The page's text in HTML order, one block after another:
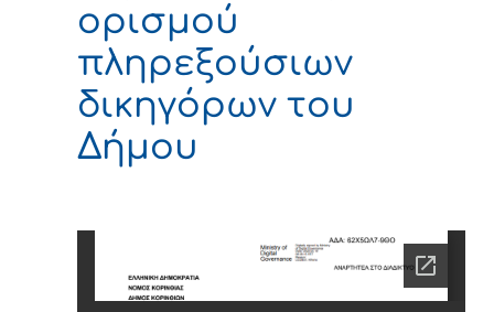
ορισμού
πληρεξούσιων
δικηγόρων του
Δήμου